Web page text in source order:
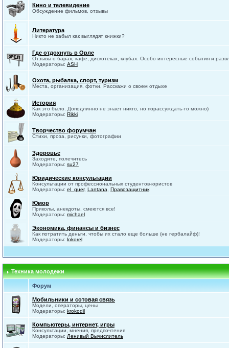
Кино и телевидение
Обсуждение фильмов, отзывы
Литература
Никто не забыл как выглядят книжки?
Где отдохнуть в Орле
Отзывы о барах, кафе, дискотеках, клубах. Особо интересные события и
Модераторы: ASH
Охота, рыбалка, спорт, туризм
Места, организация, фотки. Расскажи о своем отдыхе
История
Как это было. Доподлинно не знает никто, но порассуждать-то можно)
Модераторы: Rikki
Творчество форумчан
Стихи, проза, рисунки, фотографии
Здоровье
Заходите, полечитесь
Модераторы: su27
Юридические консультации
Консультации от профессиональных студентов-юристов
Модераторы: el_guer, Lantana Правозащитник
Юмор
Приколы, анекдоты, смеются все!
Модераторы: michael
Экономика, финансы и бизнес
Как потратить деньги, чтобы их стало еще больше (не гербалайф)!
Модераторы: lokorel
Техника молодежи
Форум
Мобильники и сотовая связь
Модели, операторы, цены
Модераторы: krokodil
Компьютеры, интернет, игры
Консультации, мнения, предпочтения
Модераторы: Ленивый Вычислитель